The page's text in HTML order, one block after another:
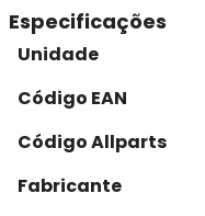
Especificações
Unidade
Código EAN
Código Allparts
Fabricante